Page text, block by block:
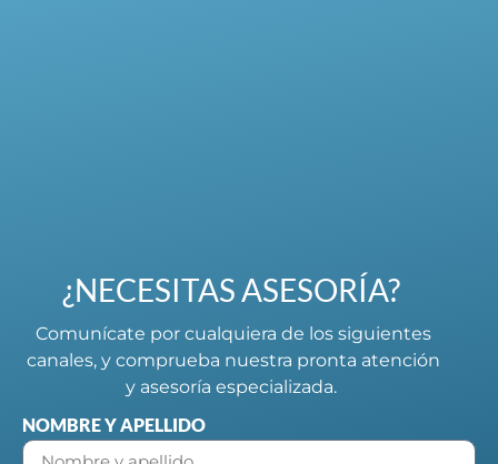
¿NECESITAS ASESORÍA?
Comunícate por cualquiera de los siguientes
canales, y comprueba nuestra pronta atención
y asesoría especializada.
NOMBRE Y APELLIDO